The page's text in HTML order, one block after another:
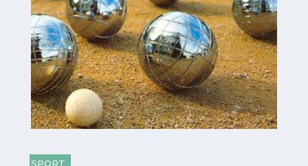
SPORT